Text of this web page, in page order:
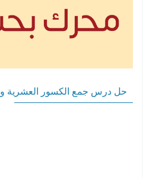
حل درس جمع الكسور العشرية